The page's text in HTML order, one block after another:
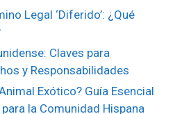
Legal ‘Diferido’: ¿Qué
Claves para
y Responsabilidades
Exótico? Guía Esencial
para la Comunidad Hispana